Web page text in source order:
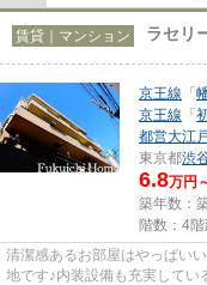
賃貸｜マンション ラセリ
京王線 「
京王線 「
都営大江
東京都渋
6.8万円
築年数：
階数：4階
清潔感あるお部屋はやっぱい
地です♪内装設備も充実してい